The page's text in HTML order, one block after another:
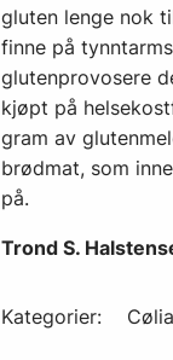
gluten lenge nok
finne på
glutenprovosere
kjøpt på
gram av
brødmat, som
på.
Trond S.
Kategorier: